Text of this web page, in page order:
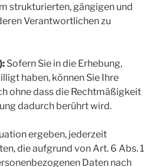
strukturierten, gängigen und
Verantwortlichen zu
Sofern Sie in die Erhebung,
haben, können Sie Ihre
ohne dass die Rechtmäßigkeit
dadurch berührt wird.
ergeben, jederzeit
die aufgrund von Art. 6 Abs. 1
Daten nach